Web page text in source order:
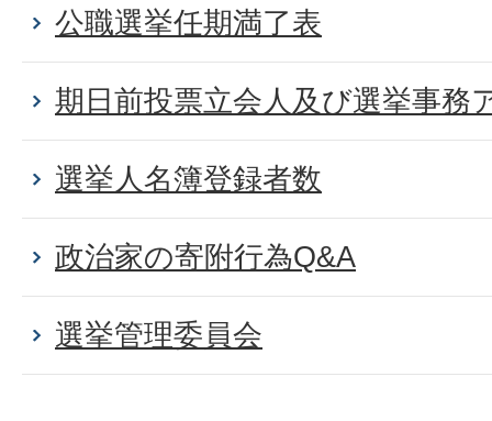
公職選挙任期満了表
期日前投票立会人及び選挙事務
選挙人名簿登録者数
政治家の寄附行為Q&A
選挙管理委員会